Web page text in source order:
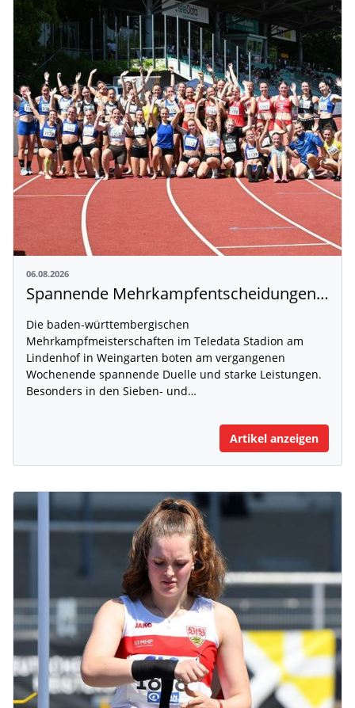
06.08.2026
Spannende Mehrkampfentscheidungen in Weingarten
Die baden-württembergischen
Mehrkampfmeisterschaften im Teledata Stadion am
Lindenhof in Weingarten boten am vergangenen
Wochenende spannende Duelle und starke Leistungen.
Besonders in den Sieben- und…
Artikel anzeigen